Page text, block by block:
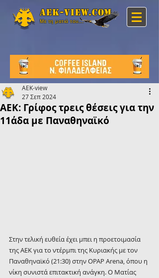
Aek-view.com
Με τη ματιά του...
ΑΕΚ: Γρίφος τρεις θέσεις για την
11άδα με Παναθηναϊκό
AEK-view
27 Σεπ 2024
Στην τελική ευθεία έχει μπει η προετοιμασία
της ΑΕΚ για το ντέρμπι της Κυριακής με τον
Παναθηναϊκό (21:30) στην OPAP Arena, όπου η
νίκη συνιστά επιτακτική ανάγκη. Ο Ματίας